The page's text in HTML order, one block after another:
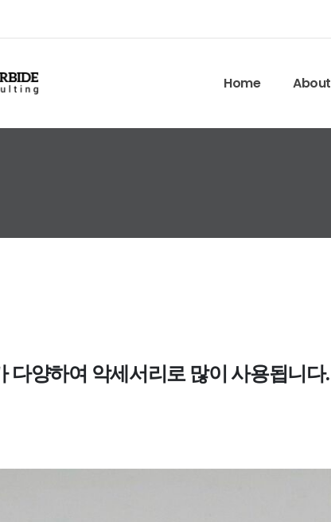
Home About
다양하여 악세서리로 많이 사용됩니다.